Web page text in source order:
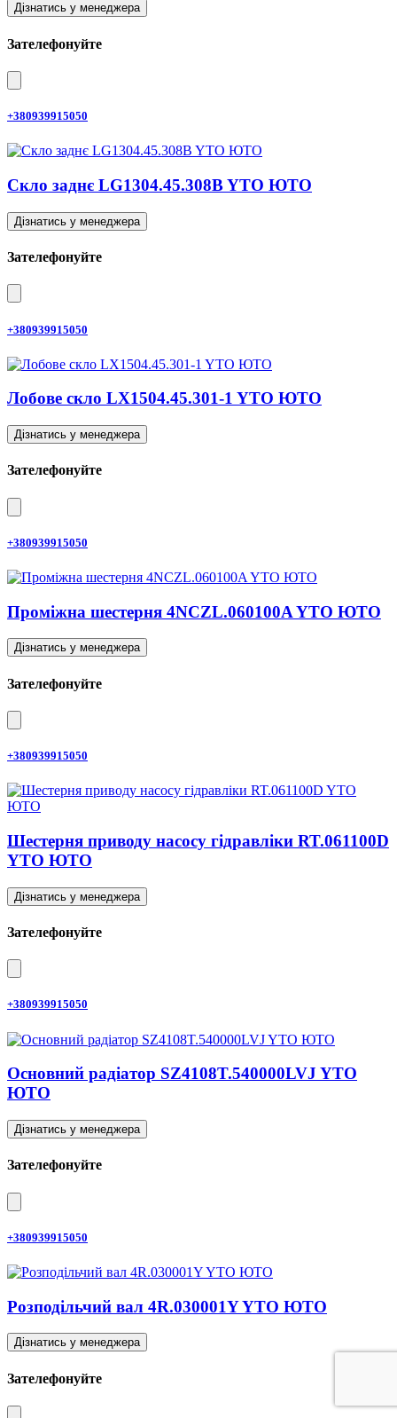
Дізнатись у менеджера
Зателефонуйте
+380939915050
Скло заднє LG1304.45.308B YTO ЮТО
Дізнатись у менеджера
Зателефонуйте
+380939915050
Лобове скло LX1504.45.301-1 YTO ЮТО
Дізнатись у менеджера
Зателефонуйте
+380939915050
Проміжна шестерня 4NCZL.060100A YTO ЮТО
Дізнатись у менеджера
Зателефонуйте
+380939915050
Шестерня приводу насосу гідравліки RT.061100D
YTO ЮТО
Дізнатись у менеджера
Зателефонуйте
+380939915050
Основний радіатор SZ4108T.540000LVJ YTO
ЮТО
Дізнатись у менеджера
Зателефонуйте
+380939915050
Розподільчий вал 4R.030001Y YTO ЮТО
Дізнатись у менеджера
Зателефонуйте